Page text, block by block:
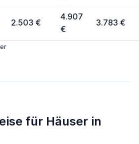
2.503 €
4.907
€
3.783 €
für Häuser in